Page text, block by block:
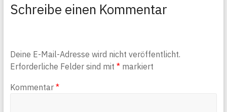
Schreibe einen Kommentar
Deine E-Mail-Adresse wird nicht veröffentlicht.
Erforderliche Felder sind mit *markiert
Kommentar *